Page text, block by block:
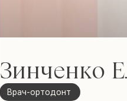
Зинченко
врач-ортодонт